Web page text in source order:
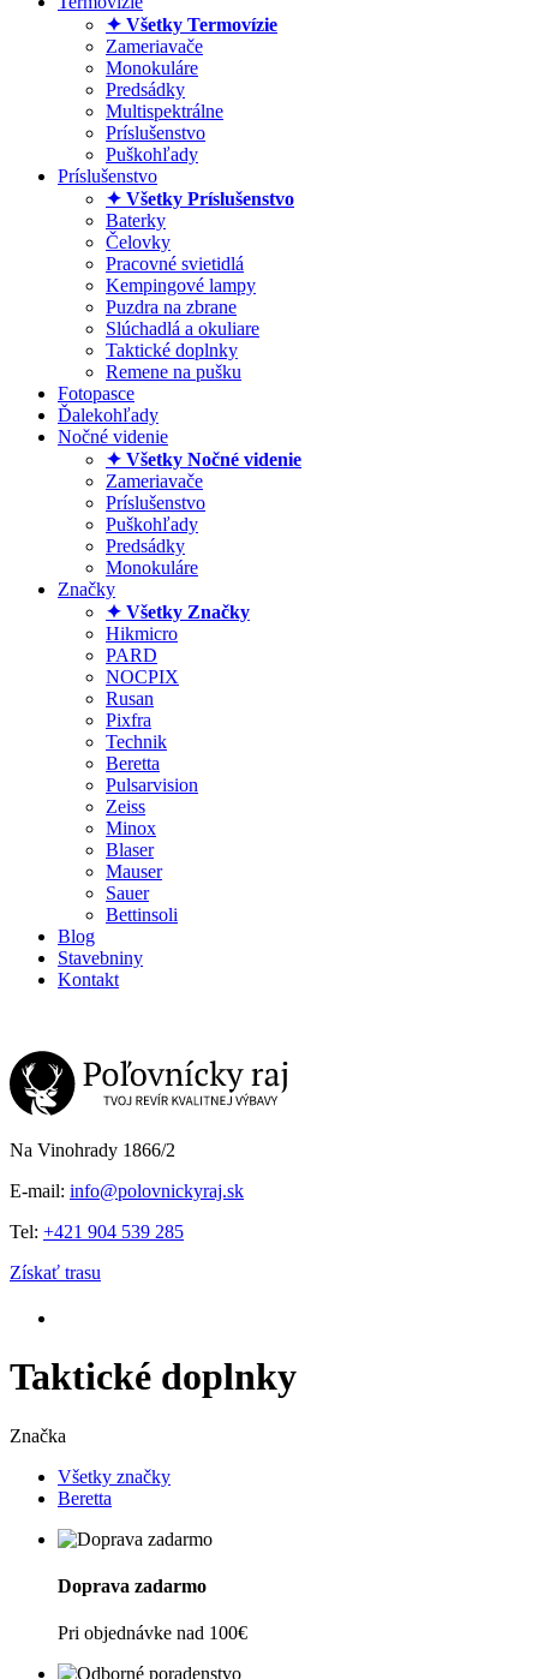
✦ Všetky Termovízie
Zameriavače
Monokuláre
Predsádky
Multispektrálne
Príslušenstvo
Puškohľady
Príslušenstvo
✦ Všetky Príslušenstvo
Baterky
Čelovky
Pracovné svietidlá
Kempingové lampy
Puzdra na zbrane
Slúchadlá a okuliare
Taktické doplnky
Remene na pušku
Fotopasce
Ďalekohľady
Nočné videnie
✦ Všetky Nočné videnie
Zameriavače
Príslušenstvo
Puškohľady
Predsádky
Monokuláre
Značky
✦ Všetky Značky
Hikmicro
PARD
NOCPIX
Rusan
Pixfra
Technik
Beretta
Pulsarvision
Zeiss
Minox
Blaser
Mauser
Sauer
Bettinsoli
Blog
Stavebniny
Kontakt
Na Vinohrady 1866/2
E-mail: info@polovnickyraj.sk
Tel: +421 904 539 285
Získať trasu
Taktické doplnky
Značka
Všetky značky
Beretta
Doprava zadarmo
Pri objednávke nad 100€